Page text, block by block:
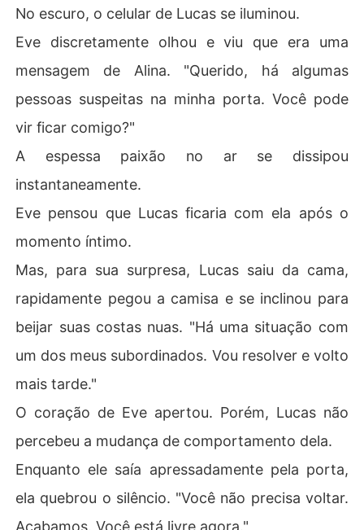
No escuro, o celular de Lucas se iluminou.
Eve discretamente olhou e viu que era uma
mensagem de Alina. "Querido, há algumas
pessoas suspeitas na minha porta. Você pode
vir ficar comigo?"
A espessa paixão no ar se dissipou
instantaneamente.
Eve pensou que Lucas ficaria com ela após o
momento íntimo.
Mas, para sua surpresa, Lucas saiu da cama,
rapidamente pegou a camisa e se inclinou para
beijar suas costas nuas. "Há uma situação com
um dos meus subordinados. Vou resolver e volto
mais tarde."
O coração de Eve apertou. Porém, Lucas não
percebeu a mudança de comportamento dela.
Enquanto ele saía apressadamente pela porta,
ela quebrou o silêncio. "Você não precisa voltar.
Acabamos. Você está livre agora."